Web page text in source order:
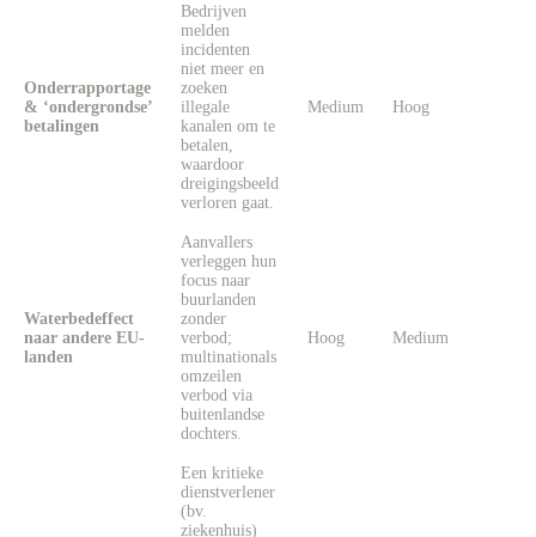
Onderrapportage
& ‘ondergrondse’
betalingen
Bedrijven
melden
incidenten
niet meer en
zoeken
illegale
kanalen om te
betalen,
waardoor
dreigingsbeeld
verloren gaat.
Medium Hoog
Waterbedeffect
naar andere EU-
landen
Aanvallers
verleggen hun
focus naar
buurlanden
zonder
verbod;
multinationals
omzeilen
verbod via
buitenlandse
dochters.
Hoog Medium
Een kritieke
dienstverlener
(bv.
ziekenhuis)